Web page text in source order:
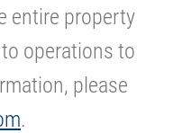
entire property
operations to
please
.